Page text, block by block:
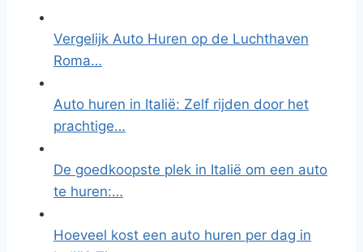
Vergelijk Auto Huren op de Luchthaven
Roma…
Auto huren in Italië: Zelf rijden door het
prachtige…
De goedkoopste plek in Italië om een auto
te huren:…
Hoeveel kost een auto huren per dag in